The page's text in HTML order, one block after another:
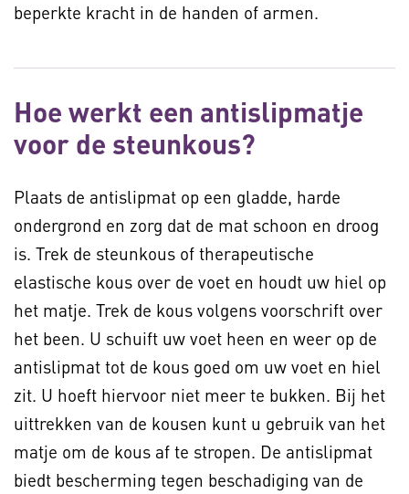
beperkte kracht in de handen of armen.
Hoe werkt een antislipmatje
voor de steunkous?
Plaats de antislipmat op een gladde, harde
ondergrond en zorg dat de mat schoon en droog
is. Trek de steunkous of therapeutische
elastische kous over de voet en houdt uw hiel op
het matje. Trek de kous volgens voorschrift over
het been. U schuift uw voet heen en weer op de
antislipmat tot de kous goed om uw voet en hiel
zit. U hoeft hiervoor niet meer te bukken. Bij het
uittrekken van de kousen kunt u gebruik van het
matje om de kous af te stropen. De antislipmat
biedt bescherming tegen beschadiging van de